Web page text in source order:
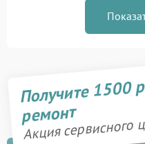
Получите 1500
ремонт
Акция сервисного